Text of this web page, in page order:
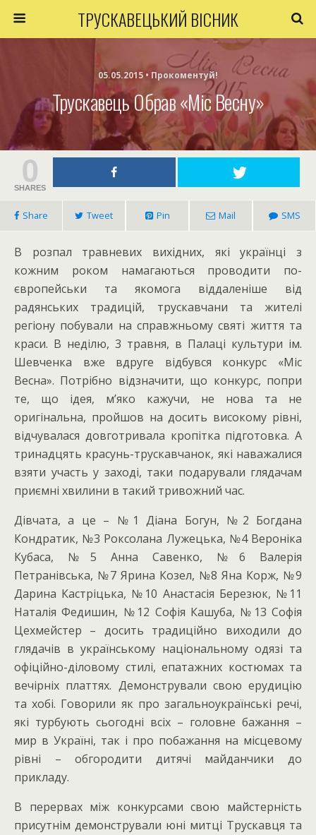
ТРУСКАВЕЦЬКИЙ ВІСНИК
05.05.2015 • Прокоментуй!
Трускавець Обрав «Міс Весну»
0
SHARES
Share Tweet Pin Mail SMS
В розпал травневих вихідних, які українці з
кожним роком намагаються проводити по-
європейськи та якомога віддаленіше від
радянських традицій, трускавчани та жителі
регіону побували на справжньому святі життя та
краси. В неділю, 3 травня, в Палаці культури ім.
Шевченка вже вдруге відбувся конкурс «Міс
Весна». Потрібно відзначити, що конкурс, попри
те, що ідея, м’яко кажучи, не нова та не
оригінальна, пройшов на досить високому рівні,
відчувалася довготривала кропітка підготовка. А
тринадцять красунь-трускавчанок, які наважалися
взяти участь у заході, таки подарували глядачам
приємні хвилини в такий тривожний час.
Дівчата, а це – №1 Діана Богун, №2 Богдана
Кондратик, №3 Роксолана Лужецька, №4 Вероніка
Кубаса, №5 Анна Савенко, №6 Валерія
Петранівська, №7 Ярина Козел, №8 Яна Корж, №9
Дарина Кастріцька, №10 Анастасія Березюк, №11
Наталія Федишин, №12 Софія Кашуба, №13 Софія
Цехмейстер – досить традиційно виходили до
глядачів в українському національному одязі та
офіційно-діловому стилі, епатажних костюмах та
вечірніх платтях. Демонстрували свою ерудицію
та хобі. Говорили як про загальноукраїнські речі,
які турбують сьогодні всіх – головне бажання –
мир в Україні, так і про побажання на місцевому
рівні – обгородити дитячі майданчики до
прикладу.
В перервах між конкурсами свою майстерність
присутнім демонстрували юні митці Трускавця та